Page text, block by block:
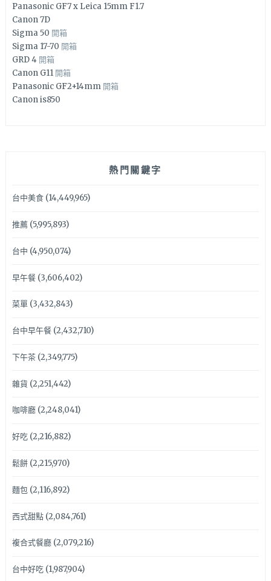
Panasonic GF7 x Leica 15mm F1.7
Canon 7D
Sigma 50 開箱
Sigma 17-70 開箱
GRD 4 開箱
Canon G11 開箱
Panasonic GF2+14mm 開箱
Canon is850
熱門關鍵字
台中美食(14,449,965)
推薦(5,995,893)
台中 (4,950,074)
早午餐(3,606,402)
菜單(3,432,843)
台中早午餐(2,432,710)
下午茶(2,349,775)
雜貨 (2,251,442)
咖啡廳(2,248,041)
好吃(2,216,882)
鬆餅(2,215,970)
麵包(2,116,892)
西式甜點(2,084,761)
複合式餐廳(2,079,216)
台中好吃(1,987,904)